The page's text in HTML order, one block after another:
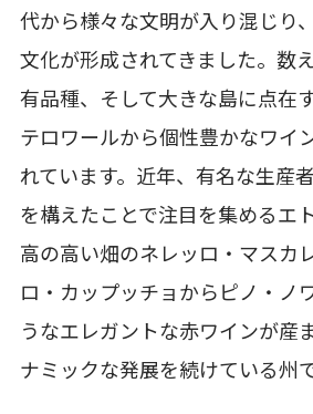
代から様々な文明が入り混じり
文化が形成されてきました。数
有品種、そして大きな島に点在
テロワールから個性豊かなワイ
れています。近年、有名な生産
を構えたことで注目を集めるエ
高の高い畑のネレッロ・マスカ
ロ・カップッチョからピノ・ノ
うなエレガントな赤ワインが産
ナミックな発展を続けている州で